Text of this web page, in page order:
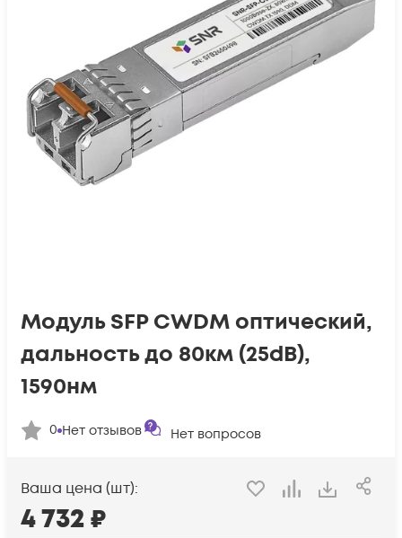
Модуль SFP CWDM оптический,
дальность до 80км (25dB),
1590нм
0 Нет отзывов Нет вопросов
Ваша цена (шт):
4 732₽